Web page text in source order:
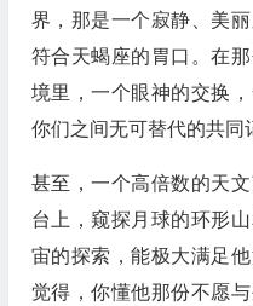
界，那是一个寂静、美
符合天蝎座的胃口。在
境里，一个眼神的交换
你们之间无可替代的共同
甚至，一个高倍数的天
台上，窥探月球的环形
宙的探索，能极大满足
觉得，你懂他那份不愿